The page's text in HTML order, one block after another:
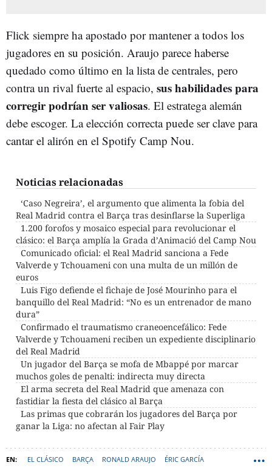
Flick siempre ha apostado por mantener a todos los
jugadores en su posición. Araujo parece haberse
quedado como último en la lista de centrales, pero
contra un rival fuerte al espacio, sus habilidades para
corregir podrían ser valiosas. El estratega alemán
debe escoger. La elección correcta puede ser clave para
cantar el alirón en el Spotify Camp Nou.
Noticias relacionadas
‘Caso Negreira’, el argumento que alimenta la fobia del
Real Madrid contra el Barça tras desinflarse la Superliga
1.200 forofos y mosaico especial para revolucionar el
clásico: el Barça amplía la Grada d’Animació del Camp Nou
Comunicado oficial: el Real Madrid sanciona a Fede
Valverde y Tchouameni con una multa de un millón de
euros
Luis Figo defiende el fichaje de José Mourinho para el
banquillo del Real Madrid: “No es un entrenador de mano
dura”
Confirmado el traumatismo craneoencefálico: Fede
Valverde y Tchouameni reciben un expediente disciplinario
del Real Madrid
Un jugador del Barça se mofa de Mbappé por marcar
muchos goles de penalti: indirecta muy directa
El arma secreta del Real Madrid que amenaza con
fastidiar la fiesta del clásico al Barça
Las primas que cobrarán los jugadores del Barça por
ganar la Liga: no afectan al Fair Play
EL CLÁSICO BARÇA RONALD ARAUJO ÉRIC GARCÍA